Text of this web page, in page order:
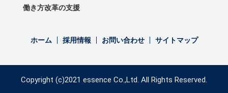
働き方改革の支援
ホーム 採用情報 お問い合わせ サイトマップ
Copyright (c)2021 essence Co.,Ltd. All Rights Reserved.